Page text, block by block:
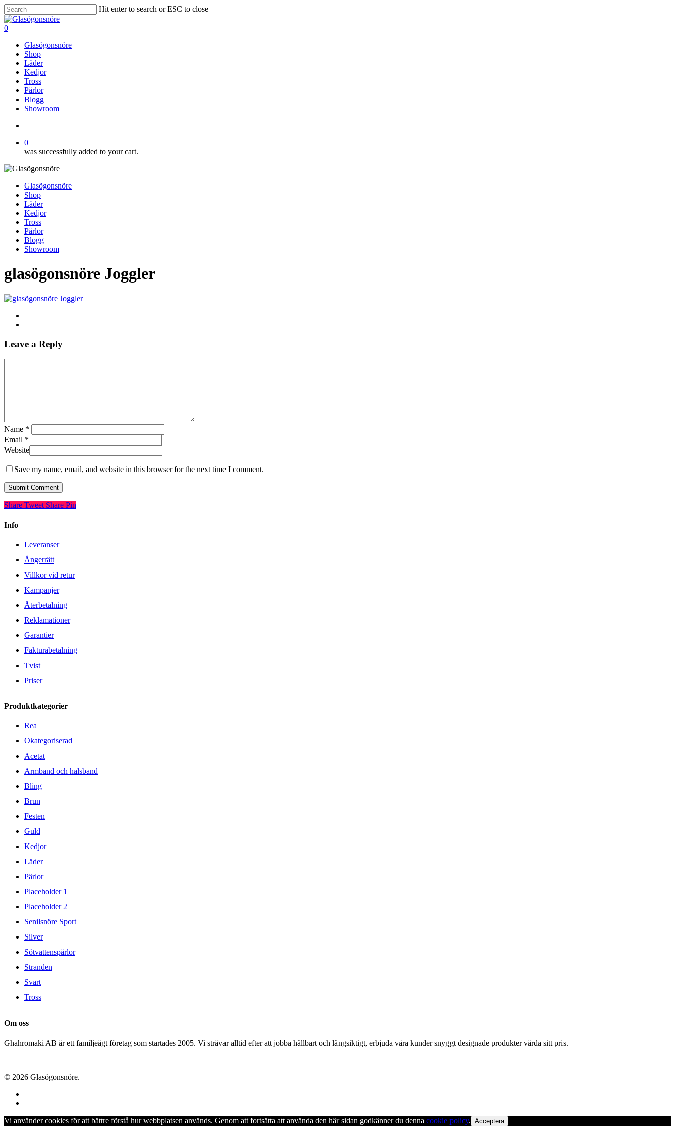
Skip
to
main
Hit enter to search or ESC to close
Close
Search
search
0
Glasögonsnöre
Shop
Läder
Kedjor
Tross
Pärlor
Blogg
Showroom
0
was successfully added to your cart.
Glasögonsnöre
Shop
Läder
Kedjor
Tross
Pärlor
Blogg
Showroom
glasögonsnöre Joggler
Leave a Reply
Name *
Email *
Website
Save my name, email, and website in this browser for the next time I comment.
Share Tweet Share Pin
Info
Leveranser
Ångerrätt
Villkor vid retur
Kampanjer
Återbetalning
Reklamationer
Garantier
Fakturabetalning
Tvist
Priser
Produktkategorier
Rea
Okategoriserad
Acetat
Armband och halsband
Bling
Brun
Festen
Guld
Kedjor
Läder
Pärlor
Placeholder 1
Placeholder 2
Senilsnöre Sport
Silver
Sötvattenspärlor
Stranden
Svart
Tross
Om oss
Ghahromaki AB är ett familjeägt företag som startades 2005. Vi strävar alltid efter att jobba hållbart och långsiktigt, erbjuda våra kunder snyggt designade produkter värda sitt pris.
© 2026 Glasögonsnöre.
Vi använder cookies för att bättre förstå hur webbplatsen används. Genom att fortsätta att använda den här sidan godkänner du denna cookie policy. Acceptera